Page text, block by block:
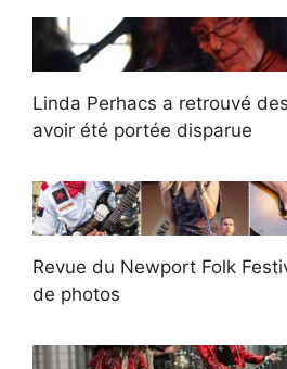
Linda Perhacs a retrouvé
avoir été portée disparue
Revue du Newport Folk
de photos